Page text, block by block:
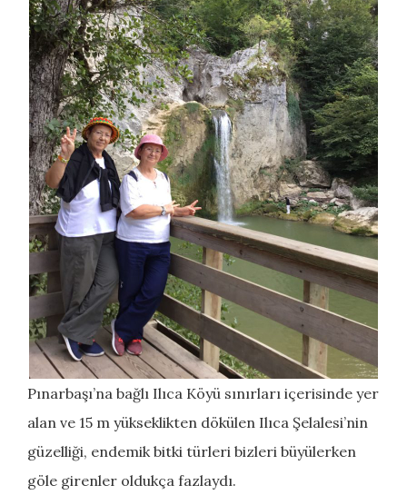
Pınarbaşı’na bağlı Ilıca Köyü sınırları içerisinde yer
alan ve 15 m yükseklikten dökülen Ilıca Şelalesi’nin
güzelliği, endemik bitki türleri bizleri büyülerken
göle girenler oldukça fazlaydı.